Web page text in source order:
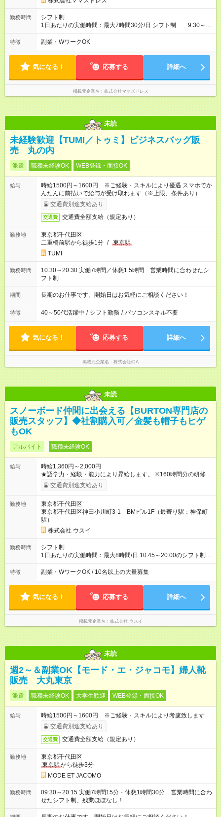
勤務時間
シフト制
1日あたりの実働時間：最大7時間30分/日 シフト制 9:30～
18:00（休憩1時間）の間で考慮。 ・PCの基本操作は必須 ・週
２～3以上出勤可能な方優遇。 ・土日出勤可能な方優遇。 シフ
特徴 副業・WワークOK
気になる！ 応募する 詳細へ
掲載元企業名 株式会社ママズドレス
未読
未経験歓迎【TUMI／トゥミ】ビジネスバッグ販
売 丸の内
派遣 職種未経験OK WEB登録・面接OK
給与
時給1500円～1600円 ※ご経験・スキルにより優遇 スマホでか
んたんに前払いで給与が受け取れます（※上限、条件あり）
交通費別途支給あり
交通費 交通費全額支給（規定あり）
勤務地
東京都千代田区
二重橋前駅から徒歩1分 / 東京駅
TUMI
勤務時間
10:30～20:30 実働7時間／休憩1.5時間 営業時間に合わせたシ
フト制
期間 長期のお仕事です。開始日はお気軽にご相談ください！
特徴 40～50代活躍中 / シフト勤務 / パソコンスキル不要
気になる！ 応募する 詳細へ
掲載元企業名 株式会社iDA
未読
スノーボード仲間に出会える【BURTON専門店の
販売スタッフ】◆社割購入可／金髪も帽子もヒゲ
もOK
アルバイト 職種未経験OK
給与
時給1,360円～2,000円
★語学力・経験・能力により昇給します。 ※160時間分の研修期
間あり。期間中は、時給1,226円となります。 【試用期間】試用
期間なし
交通費別途支給あり
勤務地
東京都千代田区
東京都千代田区神田小川町3-1 BMビル1F（最寄り駅：神保町
駅）
株式会社 ウスイ
勤務時間
シフト制
1日あたりの実働時間：最大8時間/日 10:45～20:00のシフト制
(1h休憩) ※繁忙期と閑散期により勤務時間が異なる場合がありま
す。 ★1日4時間～OK！
特徴 副業・WワークOK / 10名以上の大量募集
気になる！ 応募する 詳細へ
掲載元企業名 株式会社 ウスイ
未読
週2～＆副業OK【モード・エ・ジャコモ】婦人靴
販売 大丸東京
派遣 職種未経験OK 大学生歓迎 WEB登録・面接OK
給与
時給1500円～1600円 ※ご経験・スキルにより考慮致します
交通費別途支給あり
交通費 交通費全額支給（規定あり）
勤務地
東京都千代田区
東京駅から徒歩3分
MODE ET JACOMO
勤務時間
09:30～20:15 実働7時間15分・休憩1時間30分 営業時間に合わ
せたシフト制、残業ほぼなし！